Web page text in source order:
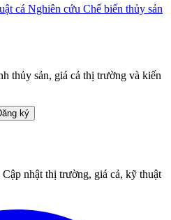
cá Nghiên cứu Chế biến thủy sản
thủy sản, giá cả thị trường và kiến
ký
nhật thị trường, giá cả, kỹ thuật